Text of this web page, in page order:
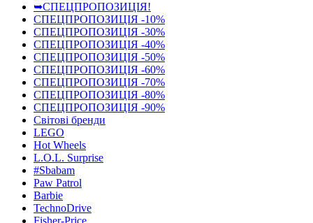
➥СПЕЦПРОПОЗИЦІЯ!
СПЕЦПРОПОЗИЦІЯ -10%
СПЕЦПРОПОЗИЦІЯ -30%
СПЕЦПРОПОЗИЦІЯ -40%
СПЕЦПРОПОЗИЦІЯ -50%
СПЕЦПРОПОЗИЦІЯ -60%
СПЕЦПРОПОЗИЦІЯ -70%
СПЕЦПРОПОЗИЦІЯ -80%
СПЕЦПРОПОЗИЦІЯ -90%
Світові бренди
LEGO
Hot Wheels
L.O.L. Surprise
#Sbabam
Paw Patrol
Barbie
TechnoDrive
Fisher-Price